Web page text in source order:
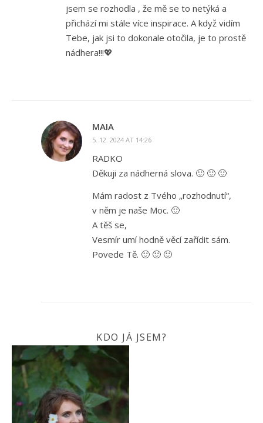
jsem se rozhodla , že mě se to netýká a
přichází mi stále více inspirace. A když vidím
Tebe, jak jsi to dokonale otočila, je to prostě
nádhera!!!💖
MAIA
5. 12. 2024 AT 14:26
RADKO
Děkuji za nádherná slova. 🙂 🙂 🙂
Mám radost z Tvého „rozhodnutí“,
v něm je naše Moc. 🙂
A těš se,
Vesmír umí hodně věcí zařídit sám.
Povede Tě. 🙂 🙂 🙂
KDO JÁ JSEM?